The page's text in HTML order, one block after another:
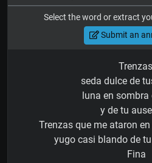
Select the word or extract
Submit an
seda dulce de
luna en sombra
y de tu
Trenzas que me ataron
yugo casi blando de
Fina